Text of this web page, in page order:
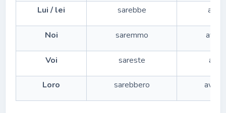
Lui / lei sarebbe
Noi saremmo
Voi sareste
Loro sarebbero